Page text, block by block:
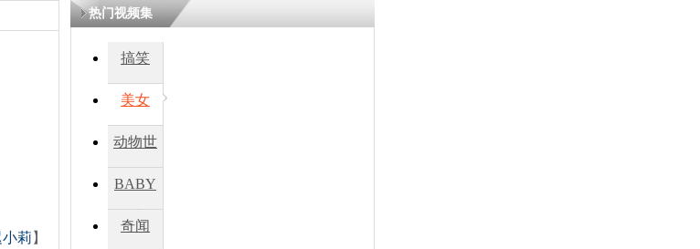
莉 】
热门视频集
搞笑
美女
动物世
BABY
秀
奇闻